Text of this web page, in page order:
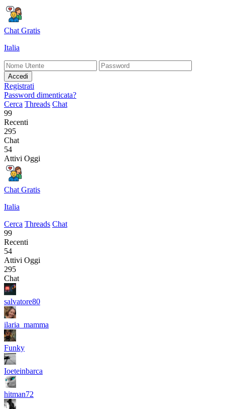
Chat Gratis
Italia
Accedi
Registrati
Password dimenticata?
Cerca Threads Chat
99
Recenti
295
Chat
54
Attivi Oggi
Chat Gratis
Italia
Cerca Threads Chat
99
Recenti
54
Attivi Oggi
295
Chat
salvatore80
ilaria_mamma
Funky
Ioeteinbarca
hitman72